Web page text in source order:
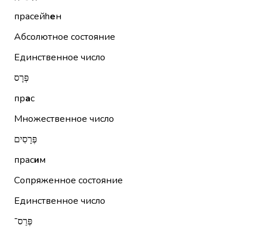
прасейhен
Абсолютное состояние
Единственное число
פְּרָס
прас
Множественное число
פְּרָסִים
прасим
Сопряженное состояние
Единственное число
פְּרַס־